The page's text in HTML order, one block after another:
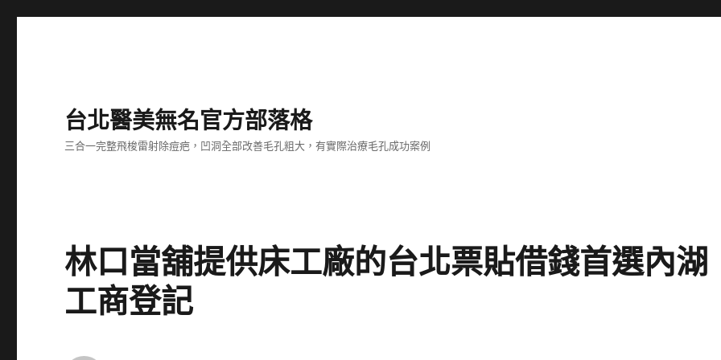
台北醫美無名官方部落格
三合一完整飛梭雷射除痘疤，凹洞全部改善毛孔粗大，有實際治療毛孔成功案例
林口當舖提供床工廠的台北票貼借錢首選內湖
工商登記